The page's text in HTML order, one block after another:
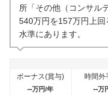
所「その他（コンサル
540万円を157万円上
水準にあります。
ボーナス(賞与)
--万円/年
時間外
--万